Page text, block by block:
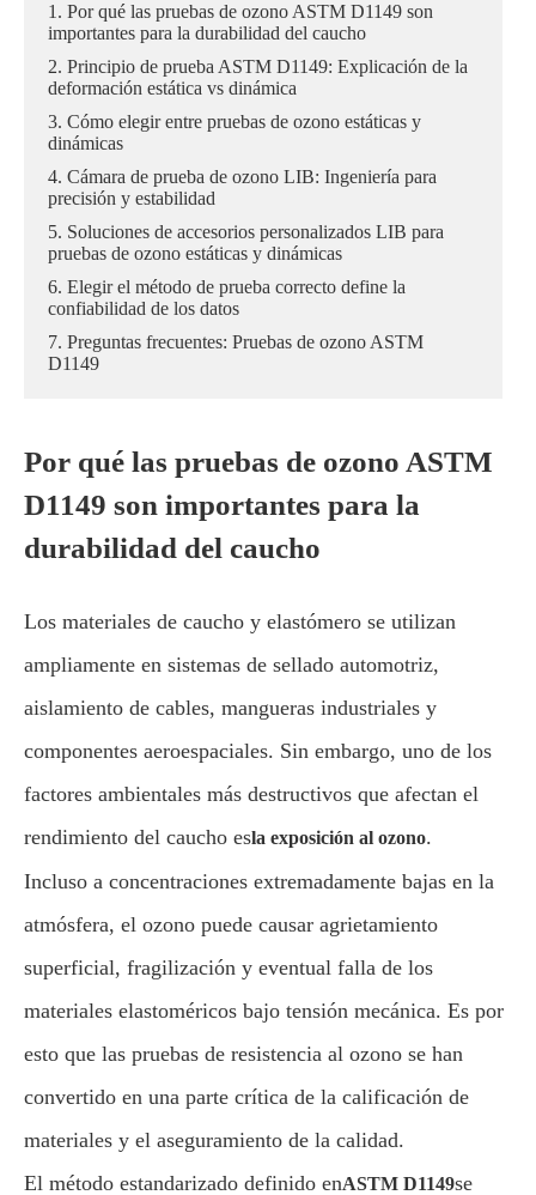
1. Por qué las pruebas de ozono ASTM D1149 son
importantes para la durabilidad del caucho
2. Principio de prueba ASTM D1149: Explicación de la
deformación estática vs dinámica
3. Cómo elegir entre pruebas de ozono estáticas y
dinámicas
4. Cámara de prueba de ozono LIB: Ingeniería para
precisión y estabilidad
5. Soluciones de accesorios personalizados LIB para
pruebas de ozono estáticas y dinámicas
6. Elegir el método de prueba correcto define la
confiabilidad de los datos
7. Preguntas frecuentes: Pruebas de ozono ASTM
D1149
Por qué las pruebas de ozono ASTM
D1149 son importantes para la
durabilidad del caucho
Los materiales de caucho y elastómero se utilizan
ampliamente en sistemas de sellado automotriz,
aislamiento de cables, mangueras industriales y
componentes aeroespaciales. Sin embargo, uno de los
factores ambientales más destructivos que afectan el
rendimiento del caucho esla exposición al ozono.
Incluso a concentraciones extremadamente bajas en la
atmósfera, el ozono puede causar agrietamiento
superficial, fragilización y eventual falla de los
materiales elastoméricos bajo tensión mecánica. Es por
esto que las pruebas de resistencia al ozono se han
convertido en una parte crítica de la calificación de
materiales y el aseguramiento de la calidad.
El método estandarizado definido enASTM D1149se